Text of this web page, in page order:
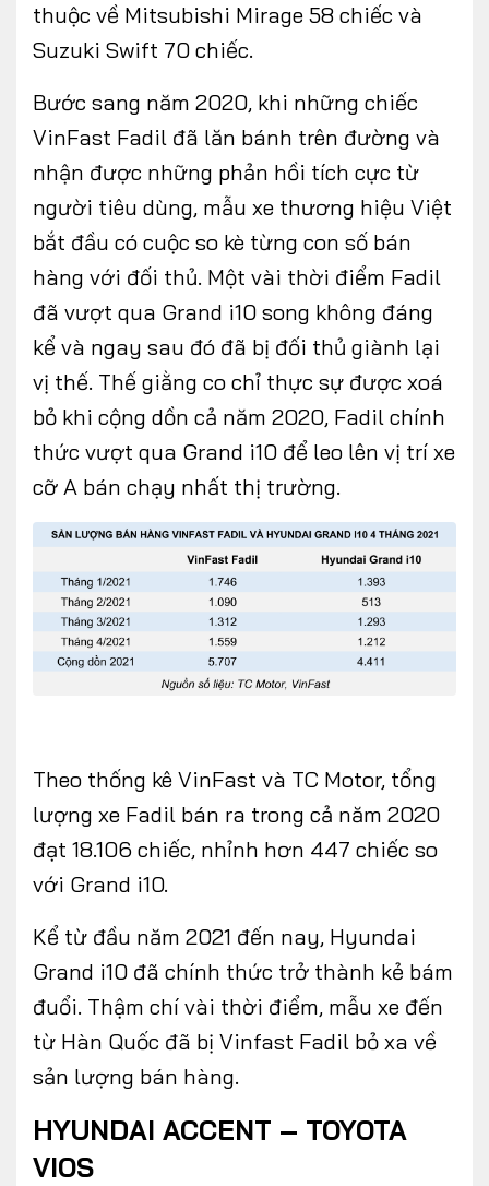
thuộc về Mitsubishi Mirage 58 chiếc và
Suzuki Swift 70 chiếc.
Bước sang năm 2020, khi những chiếc
VinFast Fadil đã lăn bánh trên đường và
nhận được những phản hồi tích cực từ
người tiêu dùng, mẫu xe thương hiệu Việt
bắt đầu có cuộc so kè từng con số bán
hàng với đối thủ. Một vài thời điểm Fadil
đã vượt qua Grand i10 song không đáng
kể và ngay sau đó đã bị đối thủ giành lại
vị thế. Thế giằng co chỉ thực sự được xoá
bỏ khi cộng dồn cả năm 2020, Fadil chính
thức vượt qua Grand i10 để leo lên vị trí xe
cỡ A bán chạy nhất thị trường.
Theo thống kê VinFast và TC Motor, tổng
lượng xe Fadil bán ra trong cả năm 2020
đạt 18.106 chiếc, nhỉnh hơn 447 chiếc so
với Grand i10.
Kể từ đầu năm 2021 đến nay, Hyundai
Grand i10 đã chính thức trở thành kẻ bám
đuổi. Thậm chí vài thời điểm, mẫu xe đến
từ Hàn Quốc đã bị Vinfast Fadil bỏ xa về
sản lượng bán hàng.
HYUNDAI ACCENT – TOYOTA
VIOS